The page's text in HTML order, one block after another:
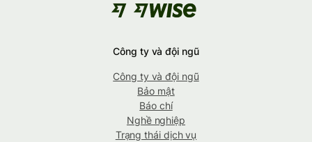
Công ty và đội ngũ
Công ty và đội ngũ
Bảo mật
Báo chí
Nghề nghiệp
Trạng thái dịch vụ